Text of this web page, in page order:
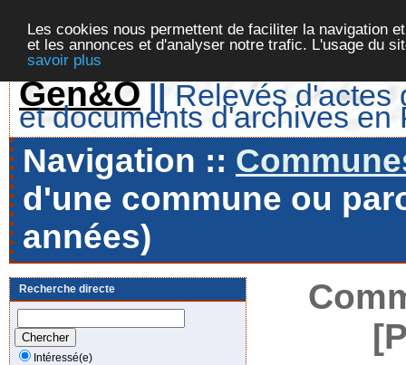
Les cookies nous permettent de faciliter la navigation
et les annonces et d'analyser notre trafic. L'usage du
savoir plus
Gen&O || Relevés d'actes
et documents d'archives en
Navigation ::
d'une commune ou
années)
Recherche directe
Intéressé(e)